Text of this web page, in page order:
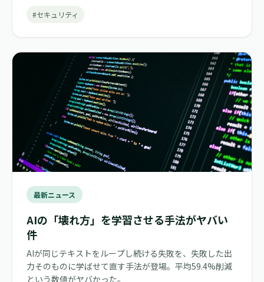
#セキュリティ
最新ニュース
AIの「壊れ方」を学習させる手法がヤバい
件
AIが同じテキストをループし続ける失敗を、失敗した出
力そのものに学ばせて直す手法が登場。平均59.4%削減
という数値がヤバかった。